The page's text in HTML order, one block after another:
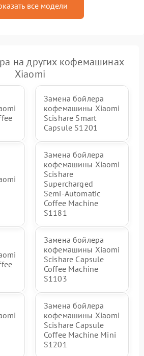
все модели
на других кофемашинах
Xiaomi
Замена бойлера
кофемашины Xiaomi
Scishare Smart
Capsule S1201
Замена бойлера
кофемашины Xiaomi
Scishare
Supercharged
Semi‑Automatic
Coffee Machine
S1181
Замена бойлера
кофемашины Xiaomi
Scishare Capsule
Coffee Machine
S1103
Замена бойлера
кофемашины Xiaomi
Scishare Capsule
Coffee Machine Mini
S1201